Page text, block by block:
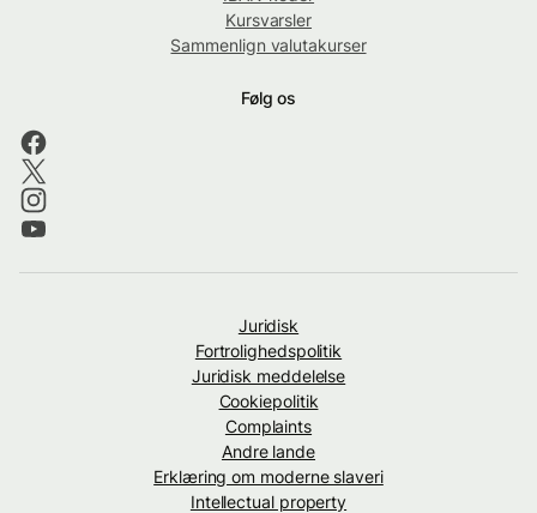
Kursvarsler
Sammenlign valutakurser
Følg os
Juridisk
Fortrolighedspolitik
Juridisk meddelelse
Cookiepolitik
Complaints
Andre lande
Erklæring om moderne slaveri
Intellectual property